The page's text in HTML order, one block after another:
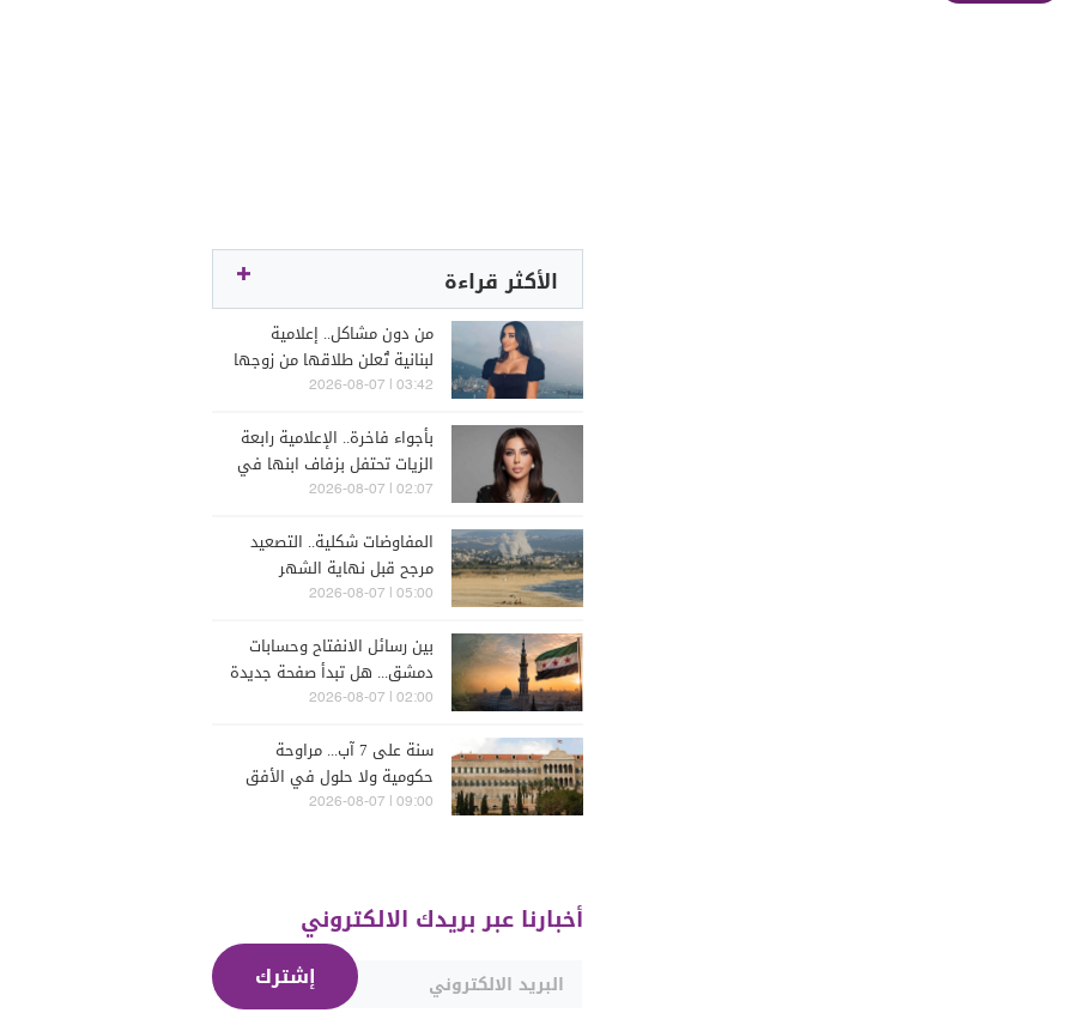
الأكثر قراءة
من دون مشاكل.. إعلامية
لبنانية تُعلن طلاقها من زوجها
رجل الأعمال
03:42 | 2026-08-07
بأجواء فاخرة.. الإعلامية رابعة
الزيات تحتفل بزفاف ابنها في
البترون (فيديو)
02:07 | 2026-08-07
المفاوضات شكلية.. التصعيد
مرجح قبل نهاية الشهر
05:00 | 2026-08-07
بين رسائل الانفتاح وحسابات
دمشق... هل تبدأ صفحة جديدة
بين "حزب الله" وسوريا -
02:00 | 2026-08-07
سنة على 7 آب... مراوحة
حكومية ولا حلول في الأفق
المنظور
09:00 | 2026-08-07
أخبارنا عبر بريدك الالكتروني
إشترك